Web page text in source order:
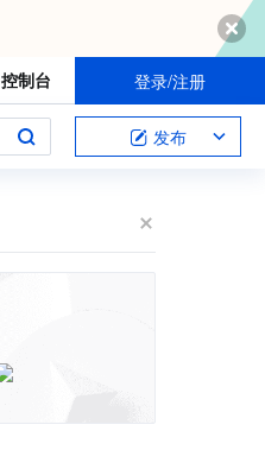
控制台 登录/注册
发布